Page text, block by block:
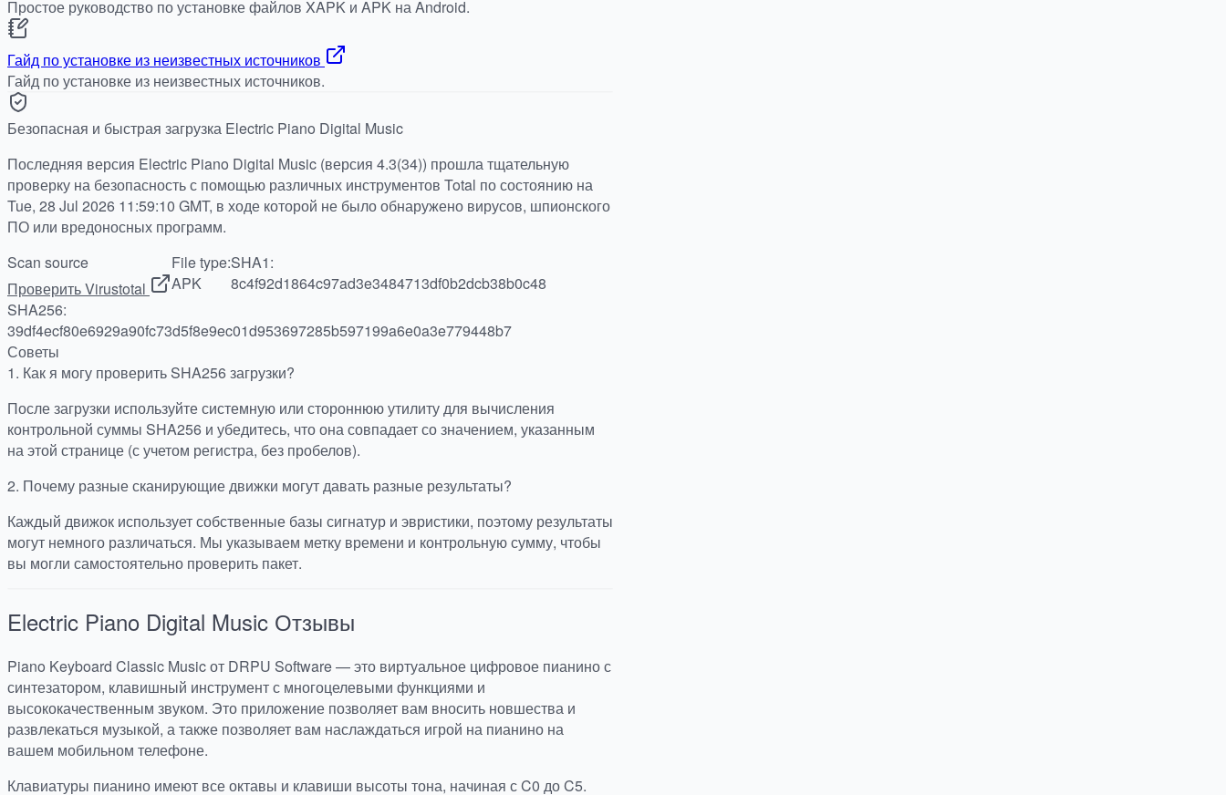
Простое руководство по установке файлов XAPK и APK на Android.
Гайд по установке из неизвестных источников
Гайд по установке из неизвестных источников.
Безопасная и быстрая загрузка Electric Piano Digital Music
Последняя версия Electric Piano Digital Music (версия 4.3(34)) прошла тщательную
проверку на безопасность с помощью различных инструментов Total по состоянию на
Tue, 28 Jul 2026 11:59:10 GMT, в ходе которой не было обнаружено вирусов, шпионского
ПО или вредоносных программ.
Scan source
Проверить Virustotal
File type:
APK
SHA1:
8c4f92d1864c97ad3e3484713df0b2dcb38b0c48
SHA256:
39df4ecf80e6929a90fc73d5f8e9ec01d953697285b597199a6e0a3e779448b7
Советы
1. Как я могу проверить SHA256 загрузки?
После загрузки используйте системную или стороннюю утилиту для вычисления
контрольной суммы SHA256 и убедитесь, что она совпадает со значением, указанным
на этой странице (с учетом регистра, без пробелов).
2. Почему разные сканирующие движки могут давать разные результаты?
Каждый движок использует собственные базы сигнатур и эвристики, поэтому результаты
могут немного различаться. Мы указываем метку времени и контрольную сумму, чтобы
вы могли самостоятельно проверить пакет.
Electric Piano Digital Music Отзывы
Piano Keyboard Classic Music от DRPU Software — это виртуальное цифровое пианино с
синтезатором, клавишный инструмент с многоцелевыми функциями и
высококачественным звуком. Это приложение позволяет вам вносить новшества и
развлекаться музыкой, а также позволяет вам наслаждаться игрой на пианино на
вашем мобильном телефоне.
Клавиатуры пианино имеют все октавы и клавиши высоты тона, начиная с C0 до C5.